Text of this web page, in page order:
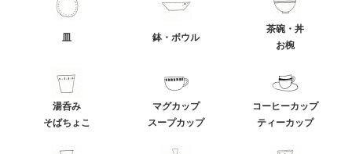
皿 鉢・ボウル
茶碗・丼
お椀
湯呑み
そばちょこ
マグカップ
スープカップ
コーヒーカップ
ティーカップ